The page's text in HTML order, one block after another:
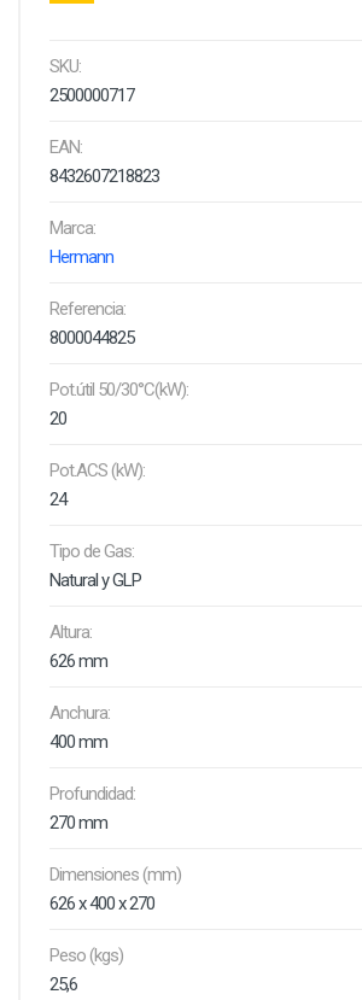
SKU:
2500000717
EAN:
8432607218823
Marca:
Hermann
Referencia:
8000044825
Pot.útil 50/30°C(kW):
20
Pot.ACS (kW):
24
Tipo de Gas:
Natural y GLP
Altura:
626 mm
Anchura:
400 mm
Profundidad:
270 mm
Dimensiones (mm)
626 x 400 x 270
Peso (kgs)
25,6